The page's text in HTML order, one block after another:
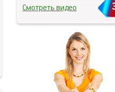
Смотреть видео